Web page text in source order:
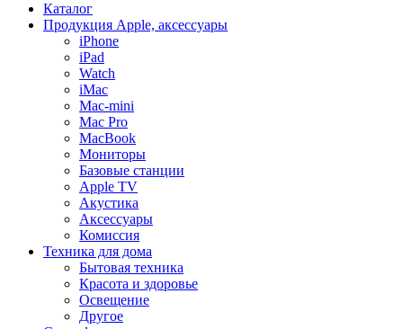
Каталог
Продукция Apple, аксессуары
iPhone
iPad
Watch
iMac
Mac-mini
Mac Pro
MacBook
Мониторы
Базовые станции
Apple TV
Акустика
Аксессуары
Комиссия
Техника для дома
Бытовая техника
Красота и здоровье
Освещение
Другое